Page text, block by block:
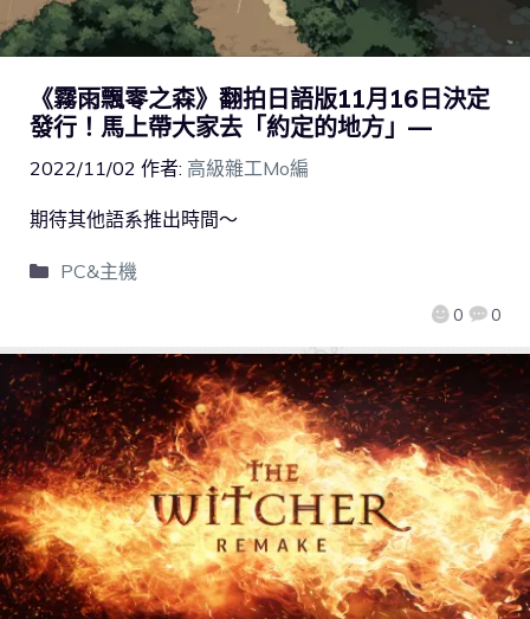
《霧雨飄零之森》翻拍日語版11月16日決定
發行！馬上帶大家去「約定的地方」—
2022/11/02 作者: 高級雜工Mo編
0 0
期待其他語系推出時間～
PC&主機